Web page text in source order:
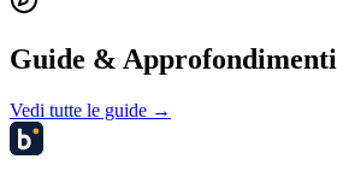
Guide & Approfondimenti
Vedi tutte le guide →